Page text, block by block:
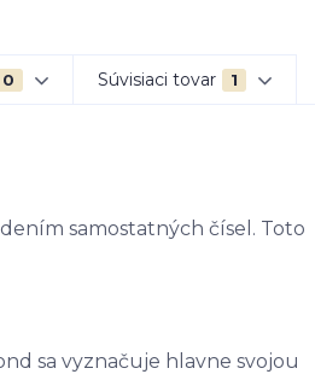
0 Súvisiaci tovar 1
samostatných čísel. Toto
sa vyznačuje hlavne svojou